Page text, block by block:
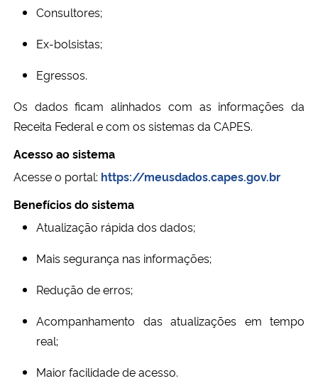
Consultores;
Ex-bolsistas;
Egressos.
Os dados ficam alinhados com as informações da
Receita Federal e com os sistemas da CAPES.
Acesso ao sistema
Acesse o portal: https://meusdados.capes.gov.br
Benefícios do sistema
Atualização rápida dos dados;
Mais segurança nas informações;
Redução de erros;
Acompanhamento das atualizações em tempo
real;
Maior facilidade de acesso.